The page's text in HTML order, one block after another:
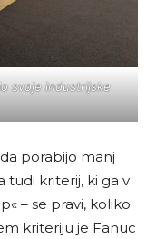
svoje industrijske
porabijo manj
tudi kriterij, ki ga v
– se pravi, koliko
kriteriju je Fanuc